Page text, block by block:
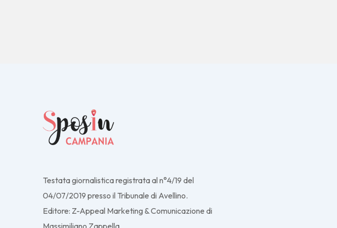
Testata giornalistica registrata al n°4/19 del
04/07/2019 presso il Tribunale di Avellino.
Editore: Z-Appeal Marketing & Comunicazione di
Massimiliano Zappella